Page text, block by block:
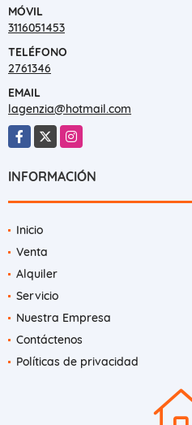
MÓVIL
3116051453
TELÉFONO
2761346
EMAIL
lagenzia@hotmail.com
Facebook
X Instagram
INFORMACIÓN
Inicio
Venta
Alquiler
Servicio
Nuestra Empresa
Contáctenos
Políticas de privacidad